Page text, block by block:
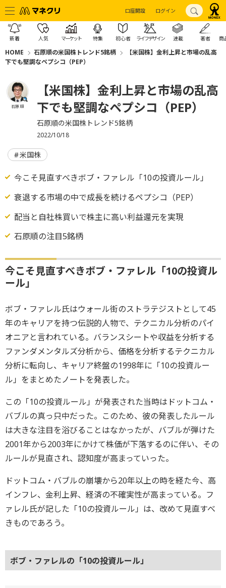
口座開設 ログイン
新着 人気 マーケット 特集 初心者 ライフデザイン 連載 著者 商
HOME 石原順の米国株トレンド5銘柄
【米国株】金利上昇と市場の乱高
下でも堅調なペプシコ（PEP）
石原 順
【米国株】金利上昇と市場の乱高
下でも堅調なペプシコ（PEP）
石原順の米国株トレンド5銘柄
2022/10/18
米国株
今こそ見直すべきボブ・ファレル「10の投資ルール」
衰退する市場の中で成長を続けるペプシコ（PEP）
配当と自社株買いで株主に高い利益還元を実現
石原順の注目5銘柄
今こそ見直すべきボブ・ファレル「10の投資ル
ール」
ボブ・ファレル氏はウォール街のストラテジストとして45
年のキャリアを持つ伝説的人物で、テクニカル分析のパイ
オニアと言われている。バランスシートや収益を分析する
ファンダメンタルズ分析から、価格を分析するテクニカル
分析に転向し、キャリア終盤の1998年に「10の投資ルー
ル」をまとめたノートを発表した。
この「10の投資ルール」が発表された当時はドットコム・
バブルの真っ只中だった。このため、彼の発表したルール
は大きな注目を浴びることはなかったが、バブルが弾けた
2001年から2003年にかけて株価が下落するのに伴い、その
ルールが見直され、認知度が高まっていった。
ドットコム・バブルの崩壊から20年以上の時を経た今、高
インフレ、金利上昇、経済の不確実性が高まっている。フ
ァレル氏が記した「10の投資ルール」は、改めて見直すべ
きものであろう。
ボブ・ファレルの「10の投資ルール」